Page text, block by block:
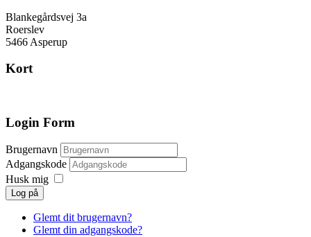
Blankegårdsvej 3a
Roerslev
5466 Asperup
Kort
Login Form
Brugernavn
Adgangskode
Husk mig
Log på
Glemt dit brugernavn?
Glemt din adgangskode?